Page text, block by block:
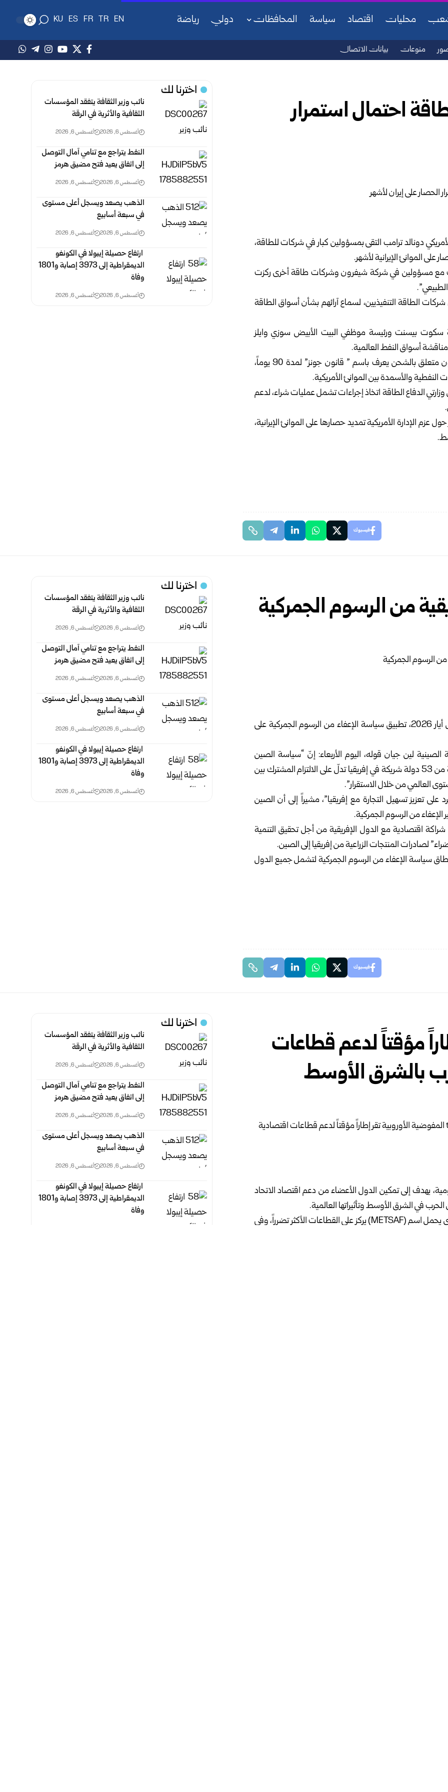
محليات اقتصاد سياسة المحافظات دولي رياضة EN
TR
FR
ES
KU
منوعات بيانات الاتصال
احتمال استمرار
دونالد ترامب التقى بمسؤولين كبار في شركات للطاقة،
الموانئ الإيرانية لأشهر.
مع مسؤولين في شركة شيفرون وشركات طاقة أخرى ركزت
الطاقة التنفيذيين، لسماع آرائهم بشأن أسواق الطاقة
سكوت بيسنت ورئيسة موظفي البيت الأبيض سوزي وايلز
أسواق النفط العالمية.
وكانت إدارة ترامب مددت الأسبوع الماضي إعفاء من قانون متعلق بالشحن يعرف باسم ” قانون جونز” لمدة 90 يوماً،
النفطية والأسمدة بين الموانئ الأمريكية.
الدفاع الطاقة اتخاذ إجراءات تشمل عمليات شراء، لدعم
عزم الإدارة الأمريكية تمديد حصارها على الموانئ الإيرانية،
فيسبوك
اخترنا لك
نائب وزير الثقافة يتفقد المؤسسات
الثقافية والأثرية في الرقة
أغسطس 6, 2026 أغسطس 6, 2026
النفط يتراجع مع تنامي آمال التوصل
إلى اتفاق يعيد فتح مضيق هرمز
أغسطس 6, 2026 أغسطس 6, 2026
الذهب يصعد ويسجل أعلى مستوى
في سبعة أسابيع
أغسطس 6, 2026 أغسطس 6, 2026
‏ ارتفاع حصيلة إيبولا في الكونغو
الديمقراطية إلى 3973 إصابة و1801
وفاة
أغسطس 6, 2026 أغسطس 6, 2026
أن بكين ستبدأ، اعتباراً من أول أيار 2026، تطبيق سياسة الإعفاء من الرسوم الجمركية على
لين جيان قوله، اليوم الأربعاء: إنّ “سياسة الصين
المتمثلة في عدم فرض رسوم جمركية على الواردات القادمة من 53 دولة شريكة في إفريقيا تدلّ على الالتزام المشترك بين
العالمي من خلال الاستقرار”.
تسهيل التجارة مع إفريقيا”، مشيراً إلى أن الصين
الإعفاء من الرسوم الجمركية.
اقتصادية مع الدول الإفريقية من أجل تحقيق التنمية
لصادرات المنتجات الزراعية من إفريقيا إلى الصين.
سياسة الإعفاء من الرسوم الجمركية لتشمل جميع الدول
فيسبوك
اخترنا لك
نائب وزير الثقافة يتفقد المؤسسات
الثقافية والأثرية في الرقة
أغسطس 6, 2026 أغسطس 6, 2026
النفط يتراجع مع تنامي آمال التوصل
إلى اتفاق يعيد فتح مضيق هرمز
أغسطس 6, 2026 أغسطس 6, 2026
الذهب يصعد ويسجل أعلى مستوى
في سبعة أسابيع
أغسطس 6, 2026 أغسطس 6, 2026
‏ ارتفاع حصيلة إيبولا في الكونغو
الديمقراطية إلى 3973 إصابة و1801
وفاة
أغسطس 6, 2026 أغسطس 6, 2026
مؤقتاً لدعم قطاعات
بالشرق الأوسط
يهدف إلى تمكين الدول الأعضاء من دعم اقتصاد الاتحاد
في الشرق الأوسط وتأثيراتها العالمية.
وذكرت وسائل إعلام نقلاً عن المفوضية أن الإطار الجديد الذي يحمل اسم (METSAF) يركز على القطاعات الأكثر تضرراً، وفي
اخترنا لك
نائب وزير الثقافة يتفقد المؤسسات
الثقافية والأثرية في الرقة
أغسطس 6, 2026 أغسطس 6, 2026
النفط يتراجع مع تنامي آمال التوصل
إلى اتفاق يعيد فتح مضيق هرمز
أغسطس 6, 2026 أغسطس 6, 2026
الذهب يصعد ويسجل أعلى مستوى
في سبعة أسابيع
أغسطس 6, 2026 أغسطس 6, 2026
‏ ارتفاع حصيلة إيبولا في الكونغو
الديمقراطية إلى 3973 إصابة و1801
وفاة